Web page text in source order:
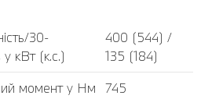
30-
кВт (к.с.)
400 (544) /
135 (184)
момент у Нм
745